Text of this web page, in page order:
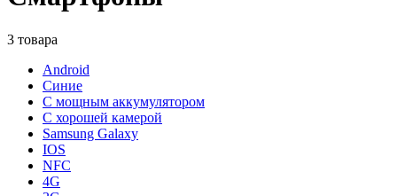
3 товара
Android
Синие
С мощным аккумулятором
С хорошей камерой
Samsung Galaxy
IOS
NFC
4G